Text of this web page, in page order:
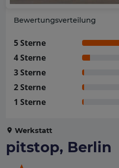
Bewertungsverteilung
5 Sterne
4 Sterne
3 Sterne
2 Sterne
1 Sterne
Werkstatt
pitstop, Berlin